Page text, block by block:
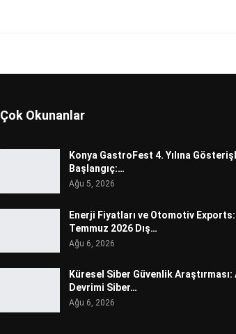
Çok Okunanlar
Konya GastroFest 4. Yılına
Başlangıç:…
Ağu 5, 2026
Enerji Fiyatları ve Otomotiv Exports:
Temmuz 2026 Dış…
Ağu 6, 2026
Küresel Siber Güvenlik Araştırması:
Devrimi Siber…
Ağu 6, 2026